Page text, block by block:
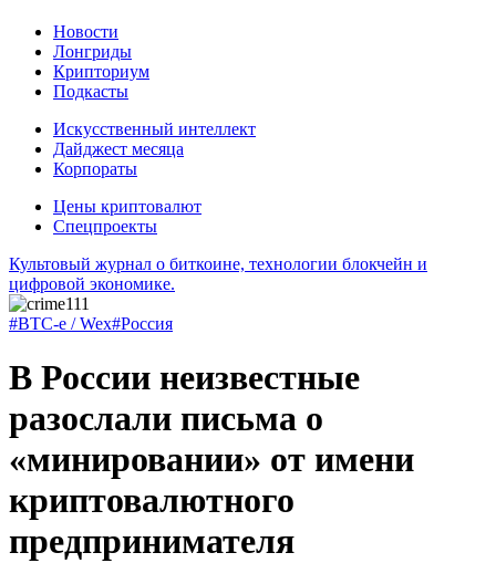
Новости
Лонгриды
Крипториум
Подкасты
Искусственный интеллект
Дайджест месяца
Корпораты
Цены криптовалют
Спецпроекты
Культовый журнал о биткоине, технологии блокчейн и
цифровой экономике.
#BTC-e / Wex#Россия
В России неизвестные
разослали письма о
«минировании» от имени
криптовалютного
предпринимателя